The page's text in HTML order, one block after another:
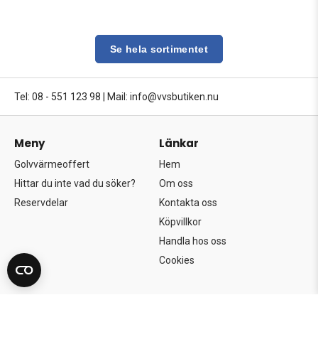
Se hela sortimentet
Tel: 08 - 551 123 98 Mail: info@vvsbutiken.nu
Meny
Golvvärmeoffert
Hittar du inte vad du söker?
Reservdelar
Länkar
Hem
Om oss
Kontakta oss
Köpvillkor
Handla hos oss
Cookies